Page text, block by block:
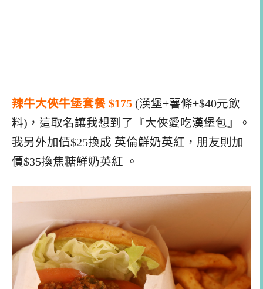
辣牛大俠牛堡套餐 $175 (漢堡+薯條+$40元飲
料)，這取名讓我想到了『大俠愛吃漢堡包』。
我另外加價$25換成 英倫鮮奶英紅，朋友則加
價$35換焦糖鮮奶英紅 。